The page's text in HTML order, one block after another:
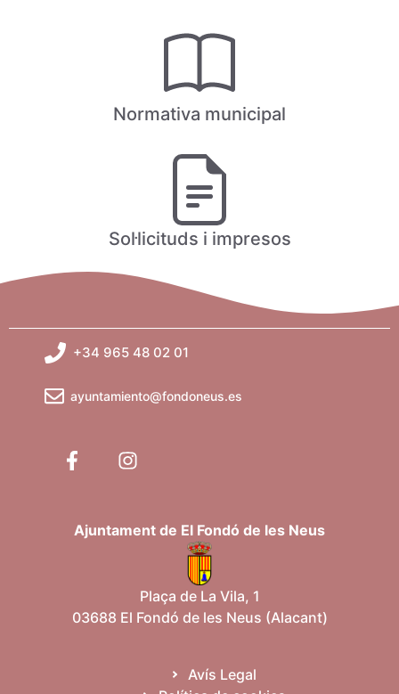
Normativa municipal
Sol·licituds i impresos
+34 965 48 02 01
ayuntamiento@fondoneus.es
Ajuntament de El Fondó de les Neus
Plaça de La Vila, 1
03688 El Fondó de les Neus (Alacant)
Avís Legal